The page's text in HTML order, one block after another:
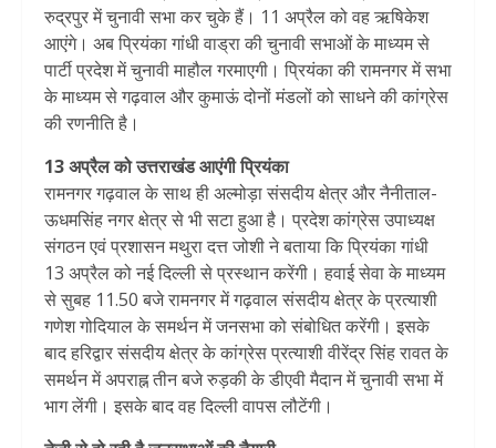
रुद्रपुर में चुनावी सभा कर चुके हैं। 11 अप्रैल को वह ऋषिकेश
आएंगे। अब प्रियंका गांधी वाड्रा की चुनावी सभाओं के माध्यम से
पार्टी प्रदेश में चुनावी माहौल गरमाएगी। प्रियंका की रामनगर में सभा
के माध्यम से गढ़वाल और कुमाऊं दोनों मंडलों को साधने की कांग्रेस
की रणनीति है।
13 अप्रैल को उत्तराखंड आएंगी प्रियंका
रामनगर गढ़वाल के साथ ही अल्मोड़ा संसदीय क्षेत्र और नैनीताल-
ऊधमसिंह नगर क्षेत्र से भी सटा हुआ है। प्रदेश कांग्रेस उपाध्यक्ष
संगठन एवं प्रशासन मथुरा दत्त जोशी ने बताया कि प्रियंका गांधी
13 अप्रैल को नई दिल्ली से प्रस्थान करेंगी। हवाई सेवा के माध्यम
से सुबह 11.50 बजे रामनगर में गढ़वाल संसदीय क्षेत्र के प्रत्याशी
गणेश गोदियाल के समर्थन में जनसभा को संबोधित करेंगी। इसके
बाद हरिद्वार संसदीय क्षेत्र के कांग्रेस प्रत्याशी वीरेंद्र सिंह रावत के
समर्थन में अपराह्न तीन बजे रुड़की के डीएवी मैदान में चुनावी सभा में
भाग लेंगी। इसके बाद वह दिल्ली वापस लौटेंगी।